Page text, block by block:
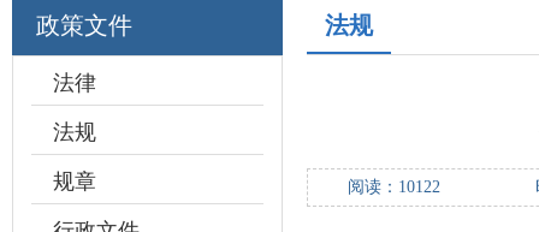
政策文件
法律
法规
规章
法规
阅读： 10122